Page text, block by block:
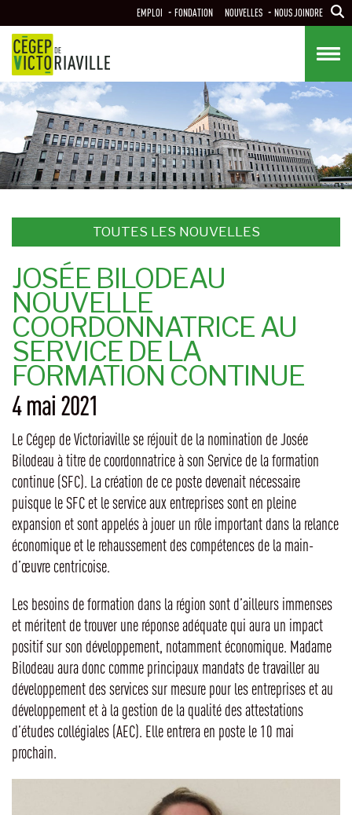
au
contenu
principal
EMPLOI FONDATION NOUVELLES NOUS JOINDRE
TOUTES LES NOUVELLES
JOSÉE BILODEAU
NOUVELLE
COORDONNATRICE AU
SERVICE DE LA
FORMATION CONTINUE
4 mai 2021
Le Cégep de Victoriaville se réjouit de la nomination de Josée
Bilodeau à titre de coordonnatrice à son Service de la formation
continue (SFC). La création de ce poste devenait nécessaire
puisque le SFC et le service aux entreprises sont en pleine
expansion et sont appelés à jouer un rôle important dans la relance
économique et le rehaussement des compétences de la main-
d’œuvre centricoise.
Les besoins de formation dans la région sont d’ailleurs immenses
et méritent de trouver une réponse adéquate qui aura un impact
positif sur son développement, notamment économique. Madame
Bilodeau aura donc comme principaux mandats de travailler au
développement des services sur mesure pour les entreprises et au
développement et à la gestion de la qualité des attestations
d’études collégiales (AEC). Elle entrera en poste le 10 mai
prochain.